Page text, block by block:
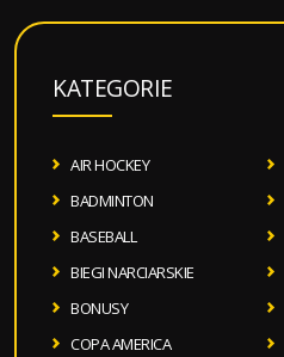
KATEGORIE
AIR HOCKEY
BADMINTON
BASEBALL
BIEGI NARCIARSKIE
BONUSY
COPA AMERICA